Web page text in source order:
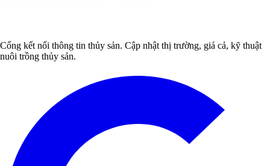
Cổng kết nối thông tin thủy sản. Cập nhật thị trường, giá cả, kỹ thuật
nuôi trồng thủy sản.